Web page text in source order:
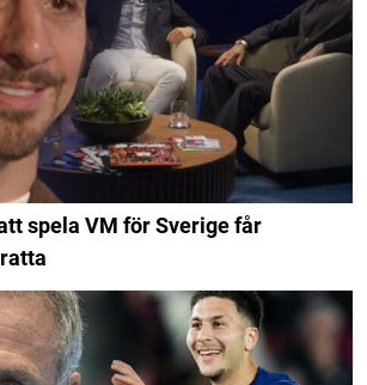
spela VM för Sverige får